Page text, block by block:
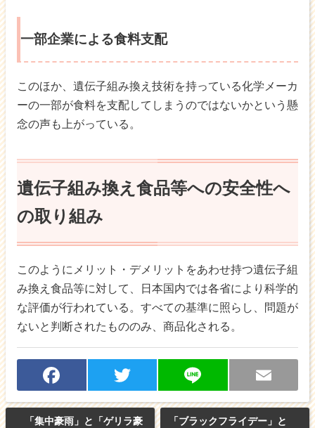
一部企業による食料支配
このほか、遺伝子組み換え技術を持っている化学メーカ
ーの一部が食料を支配してしまうのではないかという懸
念の声も上がっている。
遺伝子組み換え食品等への安全性へ
の取り組み
このようにメリット・デメリットをあわせ持つ遺伝子組
み換え食品等に対して、日本国内では各省により科学的
な評価が行われている。すべての基準に照らし、問題が
ないと判断されたもののみ、商品化される。
F
a
T
w
Li
n
E
m
「集中豪雨」と「ゲリラ豪
「ブラックフライデー」と